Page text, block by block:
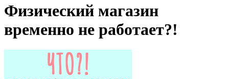
Физический магазин
временно не работает?!